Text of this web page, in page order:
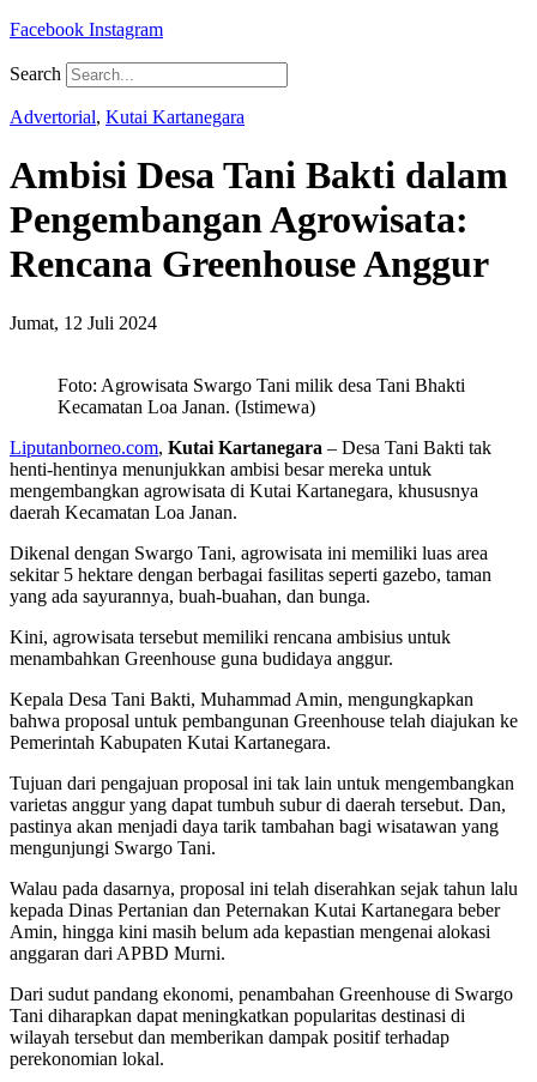
Facebook Instagram
Search
Advertorial, Kutai Kartanegara
Ambisi Desa Tani Bakti dalam
Pengembangan Agrowisata:
Rencana Greenhouse Anggur
Jumat, 12 Juli 2024
Foto: Agrowisata Swargo Tani milik desa Tani Bhakti
Kecamatan Loa Janan. (Istimewa)
Liputanborneo.com, Kutai Kartanegara – Desa Tani Bakti tak
henti-hentinya menunjukkan ambisi besar mereka untuk
mengembangkan agrowisata di Kutai Kartanegara, khususnya
daerah Kecamatan Loa Janan.
Dikenal dengan Swargo Tani, agrowisata ini memiliki luas area
sekitar 5 hektare dengan berbagai fasilitas seperti gazebo, taman
yang ada sayurannya, buah-buahan, dan bunga.
Kini, agrowisata tersebut memiliki rencana ambisius untuk
menambahkan Greenhouse guna budidaya anggur.
Kepala Desa Tani Bakti, Muhammad Amin, mengungkapkan
bahwa proposal untuk pembangunan Greenhouse telah diajukan ke
Pemerintah Kabupaten Kutai Kartanegara.
Tujuan dari pengajuan proposal ini tak lain untuk mengembangkan
varietas anggur yang dapat tumbuh subur di daerah tersebut. Dan,
pastinya akan menjadi daya tarik tambahan bagi wisatawan yang
mengunjungi Swargo Tani.
Walau pada dasarnya, proposal ini telah diserahkan sejak tahun lalu
kepada Dinas Pertanian dan Peternakan Kutai Kartanegara beber
Amin, hingga kini masih belum ada kepastian mengenai alokasi
anggaran dari APBD Murni.
Dari sudut pandang ekonomi, penambahan Greenhouse di Swargo
Tani diharapkan dapat meningkatkan popularitas destinasi di
wilayah tersebut dan memberikan dampak positif terhadap
perekonomian lokal.